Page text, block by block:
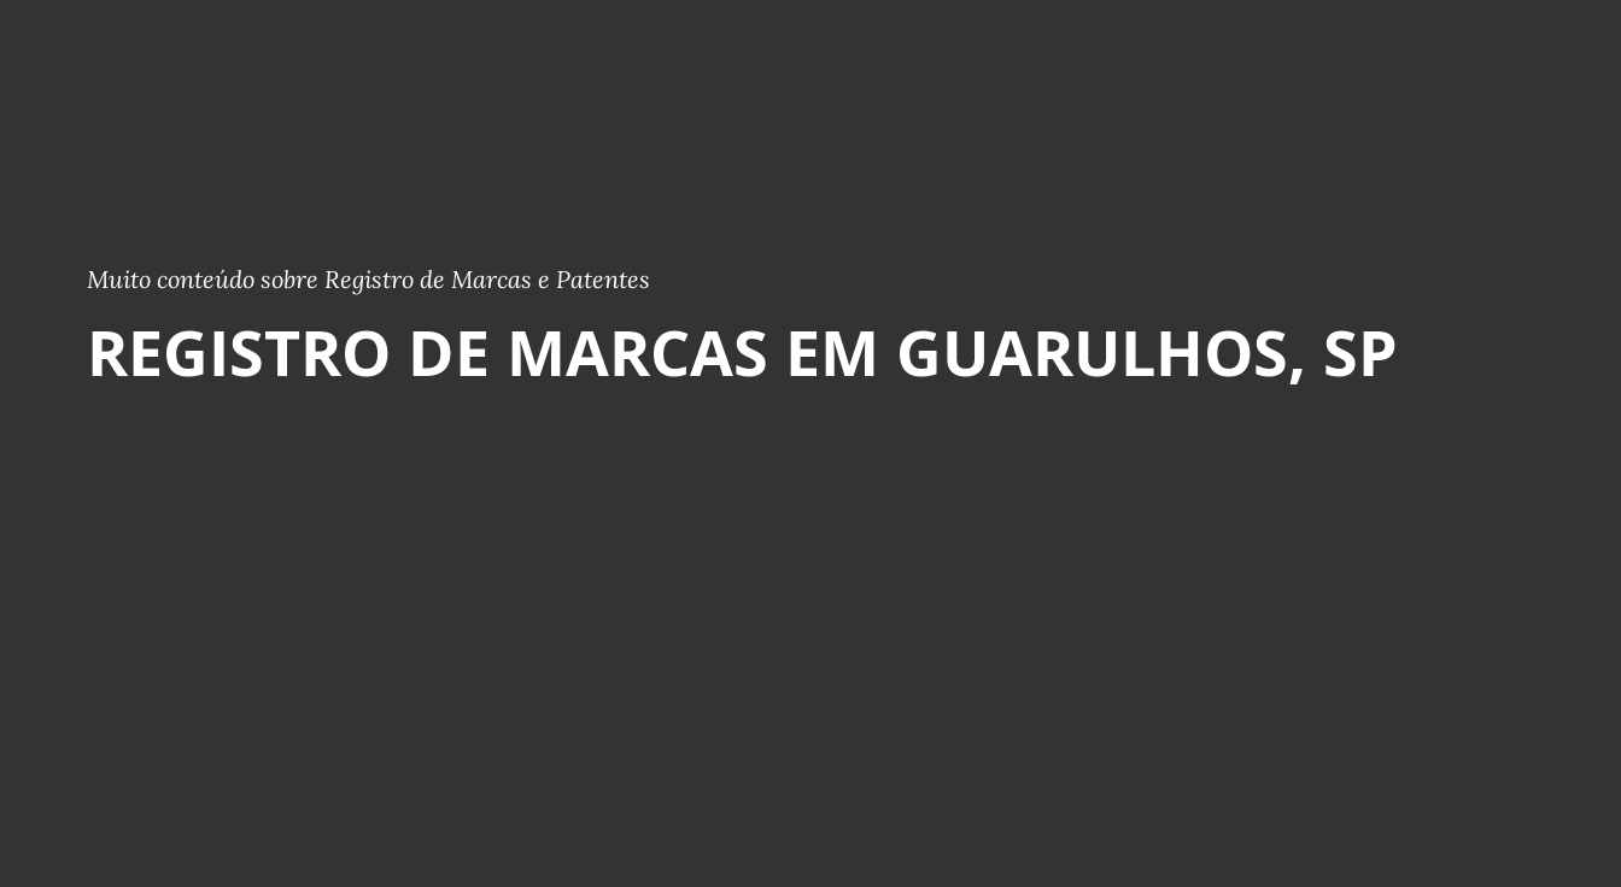
Muito conteúdo sobre Registro de Marcas e Patentes
REGISTRO DE MARCAS EM GUARULHOS, SP